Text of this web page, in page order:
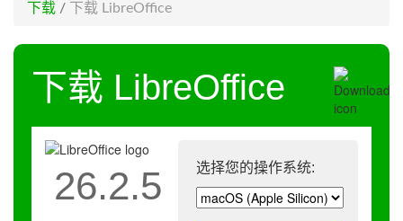
下载 / 下载 LibreOffice
下载 LibreOffice
选择您的操作系统:
26.2.5